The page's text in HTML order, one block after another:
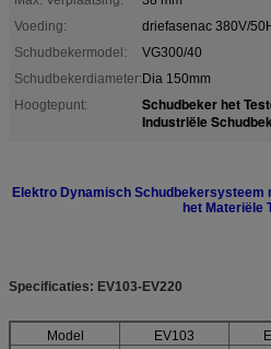
Voeding:
driefasenac 380V/
Schudbekermodel:
VG300/40
Schudbekerdiameter:Dia 150mm
Hoogtepunt:
Schudbeker het
Industriële
Elektro Dynamisch Schudbekersysteem
het Materiële
Specificaties: EV103-EV220
Model EV103